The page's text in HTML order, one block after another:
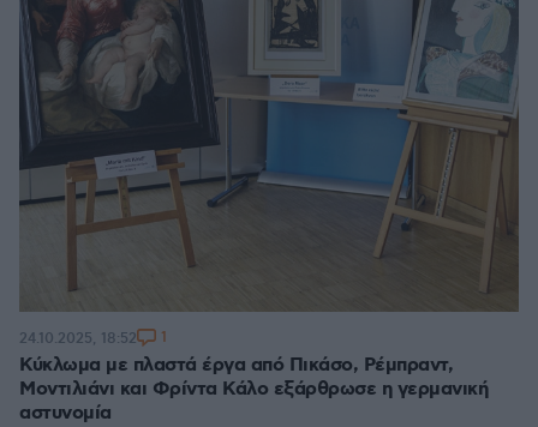
Κύκλωμα με πλαστά έργα από Πικάσο, Ρέμπραντ,
Μοντιλιάνι και Φρίντα Κάλο εξάρθρωσε η γερμανική
αστυνομία
24.10.2025, 18:52 1